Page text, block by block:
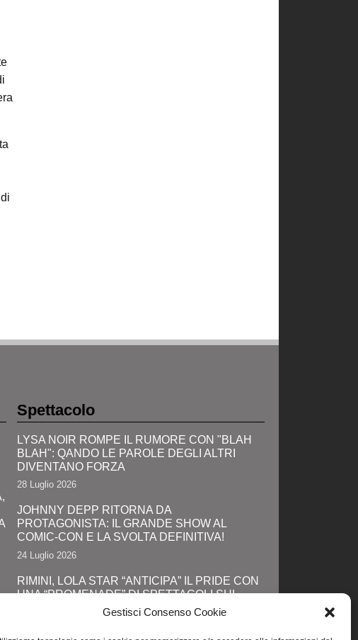
Gestisci Consenso Cookie
Spettacolo
LYSA NOIR ROMPE IL RUMORE CON "BLAH
BLAH": QANDO LE PAROLE DEGLI ALTRI
DIVENTANO FORZA
28 Luglio 2026
JOHNNY DEPP RITORNA DA
PROTAGONISTA: IL GRANDE SHOW AL
COMIC-CON E LA SVOLTA DEFINITIVA!
24 Luglio 2026
RIMINI, LOLA STAR “ANTICIPA” IL PRIDE CON
UNA “PROMENADE” DI SPETTACOLI SUL
LUNGOMARE DA MAREBELLO A MIRAMARE